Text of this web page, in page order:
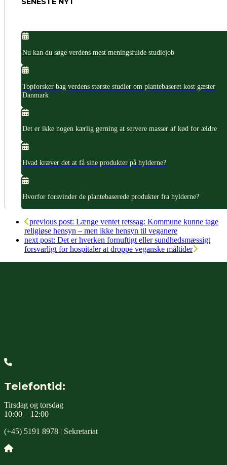
Nu kan du søge verdens mest meningsfulde studiejob
Topforsker bag verdens største studier om plantebaseret kost gæster
Danmark
Det er ikke nogen kærlig gerning at servere masser af kød for ældre
Hvad kræver det at få sine produkter på hylderne?
Hvorfor forsvinder de plantebaserede produkter fra hylderne?
previous post: Længe ventet retssag: Kommune kunne tage
religiøse hensyn – men ikke hensyn til veganere
next post: Det er hverken fornuftigt eller sundhedsmæssigt
forsvarligt for hospitaler at droppe veganske måltider
Telefontid:
Tirsdag og torsdag
10:00 – 12:00
(+45) 5191 8978 | Sekretariat